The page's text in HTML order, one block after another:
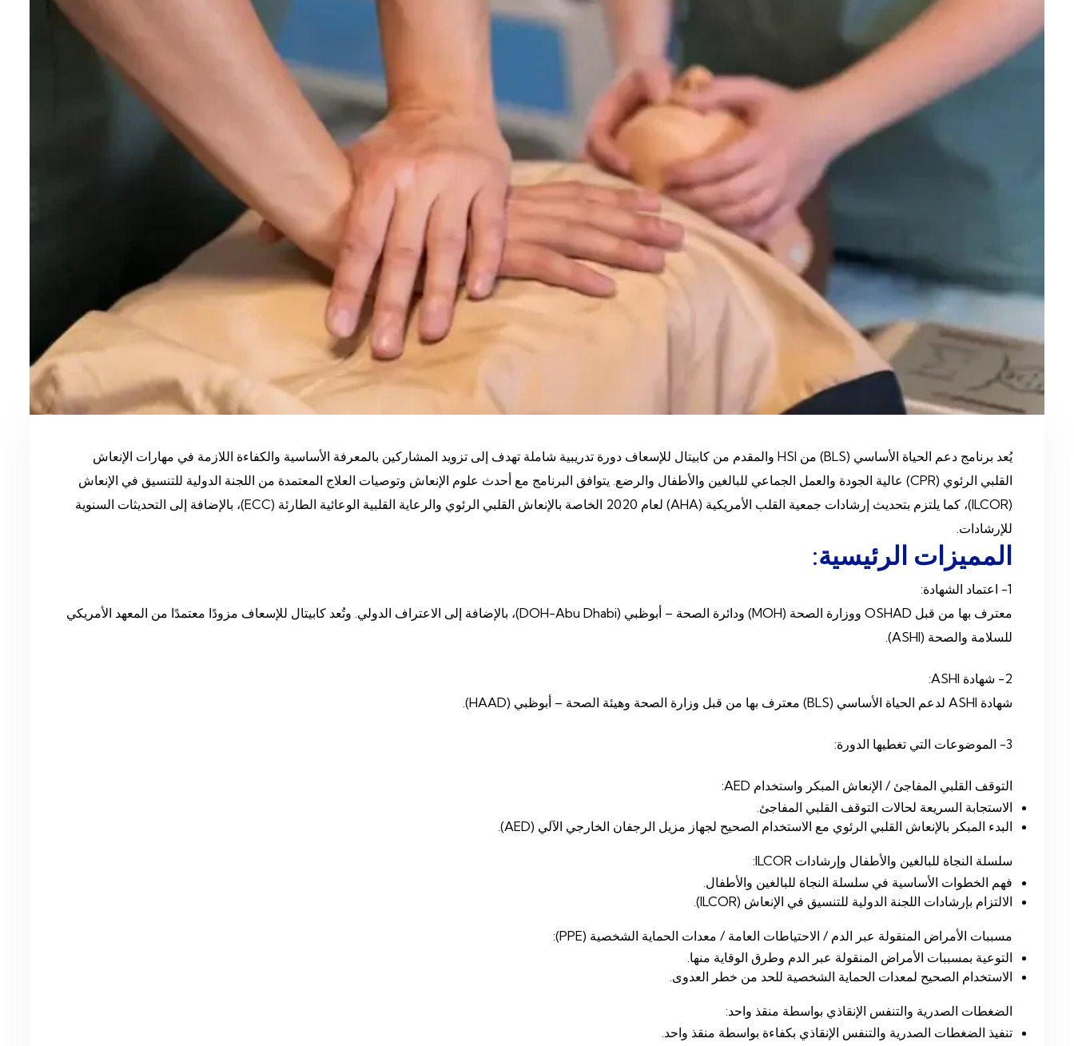
يُعد برنامج دعم الحياة الأساسي (BLS) من HSI والمقدم من كابيتال للإسعاف دورة تدريبية شاملة تهدف إلى تزويد المشاركين بالمعرفة الأساسية والكفاءة اللازمة في مهارات الإنعاش
القلبي الرئوي (CPR) عالية الجودة والعمل الجماعي للبالغين والأطفال والرضع. يتوافق البرنامج مع أحدث علوم الإنعاش وتوصيات العلاج المعتمدة من اللجنة الدولية للتنسيق في الإنعاش
(ILCOR)، كما يلتزم بتحديث إرشادات جمعية القلب الأمريكية (AHA) لعام 2020 الخاصة بالإنعاش القلبي الرئوي والرعاية القلبية الوعائية الطارئة (ECC)، بالإضافة إلى التحديثات السنوية
للإرشادات.
المميزات الرئيسية:
1- اعتماد الشهادة:
معترف بها من قبل OSHAD ووزارة الصحة (MOH) ودائرة الصحة – أبوظبي (DOH-Abu Dhabi)، بالإضافة إلى الاعتراف الدولي. وتُعد كابيتال للإسعاف مزودًا معتمدًا من المعهد الأمريكي
للسلامة والصحة (ASHI).
2- شهادة ASHI:
شهادة ASHI لدعم الحياة الأساسي (BLS) معترف بها من قبل وزارة الصحة وهيئة الصحة – أبوظبي (HAAD).
3- الموضوعات التي تغطيها الدورة:
التوقف القلبي المفاجئ / الإنعاش المبكر واستخدام AED:
الاستجابة السريعة لحالات التوقف القلبي المفاجئ.
البدء المبكر بالإنعاش القلبي الرئوي مع الاستخدام الصحيح لجهاز مزيل الرجفان الخارجي الآلي (AED).
سلسلة النجاة للبالغين والأطفال وإرشادات ILCOR:
فهم الخطوات الأساسية في سلسلة النجاة للبالغين والأطفال.
الالتزام بإرشادات اللجنة الدولية للتنسيق في الإنعاش (ILCOR).
مسببات الأمراض المنقولة عبر الدم / الاحتياطات العامة / معدات الحماية الشخصية (PPE):
التوعية بمسببات الأمراض المنقولة عبر الدم وطرق الوقاية منها.
الاستخدام الصحيح لمعدات الحماية الشخصية للحد من خطر العدوى.
الضغطات الصدرية والتنفس الإنقاذي بواسطة منقذ واحد:
تنفيذ الضغطات الصدرية والتنفس الإنقاذي بكفاءة بواسطة منقذ واحد.